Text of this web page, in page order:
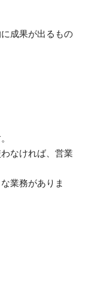
成果が出るもの
なければ、営業
業務がありま